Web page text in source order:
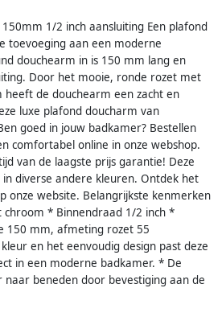
1/2 inch aansluiting Een plafond
toevoeging aan een moderne
douchearm in is 150 mm lang en
Door het mooie, ronde rozet met
de douchearm een zacht en
luxe plafond doucharm van
goed in jouw badkamer? Bestellen
comfortabel online in onze webshop.
van de laagste prijs garantie! Deze
diverse andere kleuren. Ontdek het
onze website. Belangrijkste kenmerken
* Binnendraad 1/2 inch *
150 mm, afmeting rozet 55
en het eenvoudig design past deze
in een moderne badkamer. * De
beneden door bevestiging aan de